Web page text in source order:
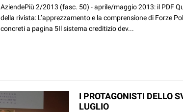
AziendePiù 2/2013 (fasc. 50) - aprile/maggio 2013: il PDF
della rivista: L’apprezzamento e la comprensione di Forze
concreti a pagina 5Il sistema creditizio dev...
I PROTAGONISTI DELLO
LUGLIO